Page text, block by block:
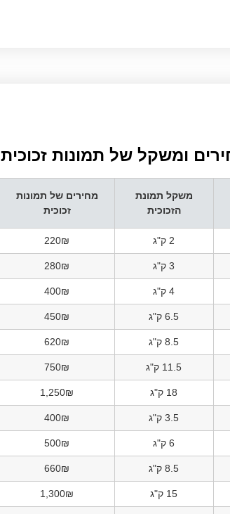
ומשקל של תמונות זכוכית​
משקל תמונת
הזכוכית
מחירים של תמונות
זכוכית
2 ק"ג 220₪
3 ק"ג 280₪
4 ק"ג 400₪
6.5 ק"ג 450₪
8.5 ק"ג 620₪
11.5 ק"ג 750₪
18 ק"ג 1,250₪
3.5 ק"ג 400₪
6 ק"ג 500₪
8.5 ק"ג 660₪
15 ק"ג 1,300₪